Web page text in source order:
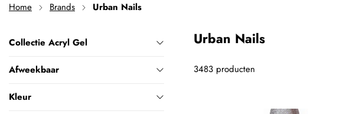
Home Brands Urban Nails
Urban Nails
3483producten
Collectie Acryl Gel
Afweekbaar
Kleur